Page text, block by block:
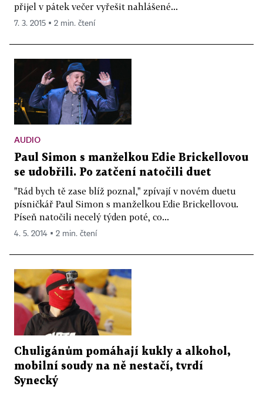
přijel v pátek večer vyřešit nahlášené...
7. 3. 2015 ▪ 2 min. čtení
AUDIO
Paul Simon s manželkou Edie Brickellovou
se udobřili. Po zatčení natočili duet
"Rád bych tě zase blíž poznal," zpívají v novém duetu
písničkář Paul Simon s manželkou Edie Brickellovou.
Píseň natočili necelý týden poté, co...
4. 5. 2014 ▪ 2 min. čtení
Chuligánům pomáhají kukly a alkohol,
mobilní soudy na ně nestačí, tvrdí
Synecký